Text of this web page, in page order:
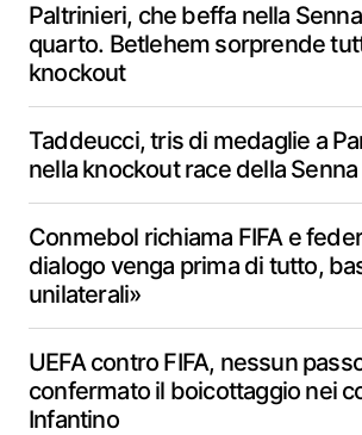
Paltrinieri, che beffa nella
quarto. Betlehem sorprende
knockout
Taddeucci, tris di medaglie a
nella knockout race della Senna
Conmebol richiama FIFA e
dialogo venga prima di tutto,
unilaterali»
UEFA contro FIFA, nessun
confermato il boicottaggio nei
Infantino